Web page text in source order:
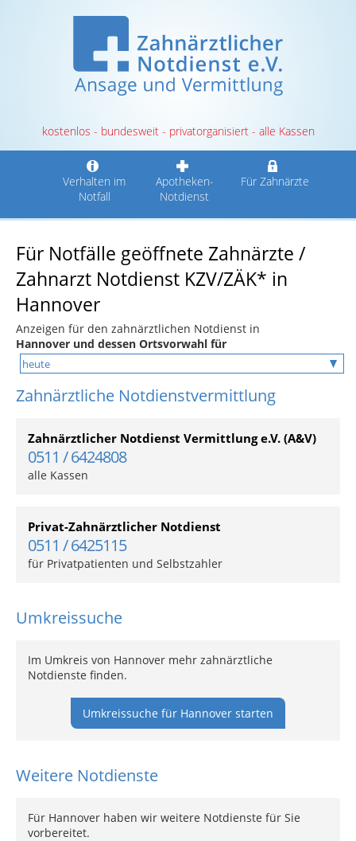
kostenlos - bundesweit - privatorganisiert - alle Kassen
Verhalten im
Notfall
Apotheken-
Notdienst
Für Zahnärzte
Für Notfälle geöffnete Zahnärzte /
Zahnarzt Notdienst KZV/ZÄK* in
Hannover
Anzeigen für den zahnärztlichen Notdienst in
Hannover und dessen Ortsvorwahl für
Zahnärztliche Notdienstvermittlung
Zahnärztlicher Notdienst Vermittlung e.V. (A&V)
0511 / 6424808
alle Kassen
Privat-Zahnärztlicher Notdienst
0511 / 6425115
für Privatpatienten und Selbstzahler
Umkreissuche
Im Umkreis von Hannover mehr zahnärztliche
Notdienste finden.
Umkreissuche für Hannover starten
Weitere Notdienste
Für Hannover haben wir weitere Notdienste für Sie
vorbereitet.